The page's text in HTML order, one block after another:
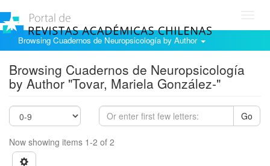
Browsing Cuadernos de Neuropsicología by Author
Browsing Cuadernos de Neuropsicología
by Author "Tovar, Mariela González-"
Go
Now showing items 1-2 of 2